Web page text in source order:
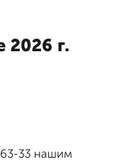
2026 г.
63-33 нашим